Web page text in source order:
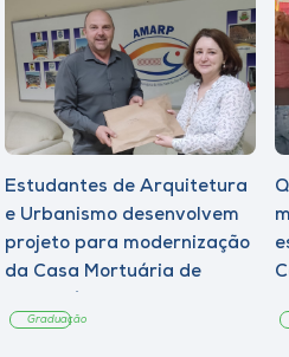
Estudantes de Arquitetura
e Urbanismo desenvolvem
projeto para modernização
da Casa Mortuária de
Graduação